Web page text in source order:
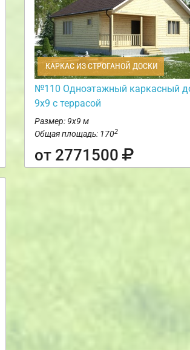
КАРКАС ИЗ СТРОГАНОЙ ДОСКИ
№110 Одноэтажный каркасный
9х9 с террасой
Размер: 9х9 м
Общая площадь: 1702
от 2771500